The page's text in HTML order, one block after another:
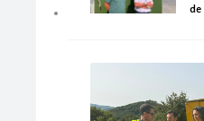
de